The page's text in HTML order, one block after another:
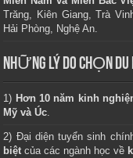
Trăng, Kiên Giang, Trà
Hải Phòng, Nghệ An.
NHỮNG LÝ DO CHỌN
1) Hơn 10 năm kinh
Mỹ và Úc.
2) Đại diện tuyển sinh
biệt của các ngành học về